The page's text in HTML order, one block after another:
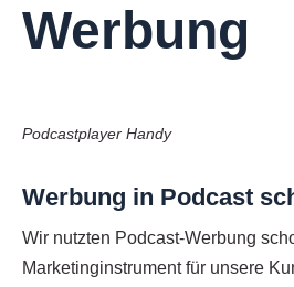
Werbung
Podcastplayer Handy
Werbung in Podcast
Wir nutzten Podcast-Werbung
Marketinginstrument für unsere